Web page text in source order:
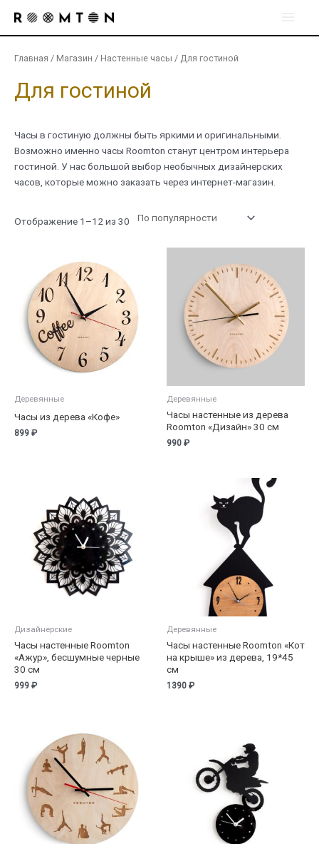
содержимому
Главная / Магазин / Настенные часы / Для гостиной
Для гостиной
Часы в гостиную должны быть яркими и оригинальными.
Возможно именно часы Roomton станут центром интерьера
гостиной. У нас большой выбор необычных дизайнерских
часов, которые можно заказать через интернет-магазин.
Отображение 1–12 из 30 Сортировка:
Деревянные
Часы из дерева «Кофе»
899 ₽
Деревянные
Часы настенные из дерева
Roomton «Дизайн» 30 см
990 ₽
Дизайнерские
Часы настенные Roomton
«Ажур», бесшумные черные
30 см
999 ₽
Деревянные
Часы настенные Roomton «Кот
на крыше» из дерева, 19*45
см
1390 ₽